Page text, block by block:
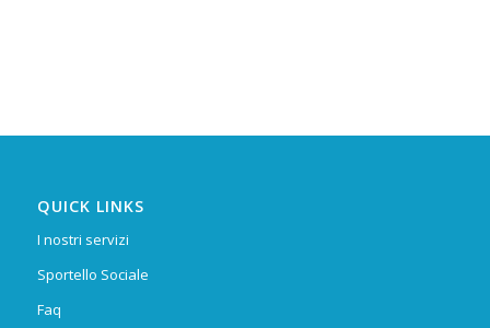
QUICK LINKS
I nostri servizi
Sportello Sociale
Faq